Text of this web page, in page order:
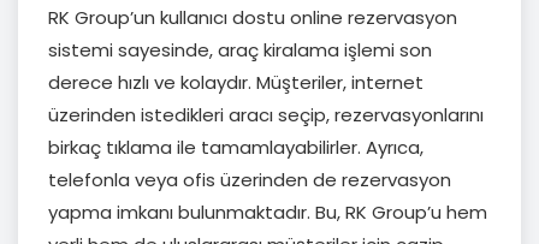
RK Group’un kullanıcı dostu online rezervasyon
sistemi sayesinde, araç kiralama işlemi son
derece hızlı ve kolaydır. Müşteriler, internet
üzerinden istedikleri aracı seçip, rezervasyonlarını
birkaç tıklama ile tamamlayabilirler. Ayrıca,
telefonla veya ofis üzerinden de rezervasyon
yapma imkanı bulunmaktadır. Bu, RK Group’u hem